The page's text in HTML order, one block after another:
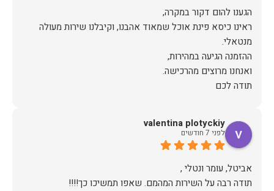
ראינו כיסא פינת אוכל שמאוד אהבנו, וקיבלנו שירות מעולה
תודה לכם
valentina plotyckiy
לפני 7 חודשים
תודה רבה על השירות המהמם. שאפו תמשיכו כך!!!!